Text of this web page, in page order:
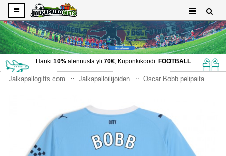
Hanki 10%alennusta yli 70€, Kuponkikoodi: FOOTBALL
Jalkapallogifts.com Jalkapalloilijoiden
Oscar Bobb pelipaita